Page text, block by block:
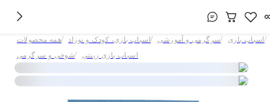
همه محصولات/ اسباب بازی، کودک و نوزاد/ سرگرمی و آموزشی/ اسباب بازی /
شوخی و سرگرمی/ اسباب بازی زینتی